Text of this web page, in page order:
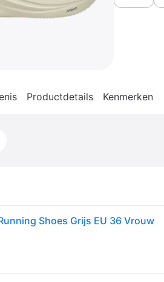
Productdetails Kenmerken
Shoes Grijs EU 36 Vrouw